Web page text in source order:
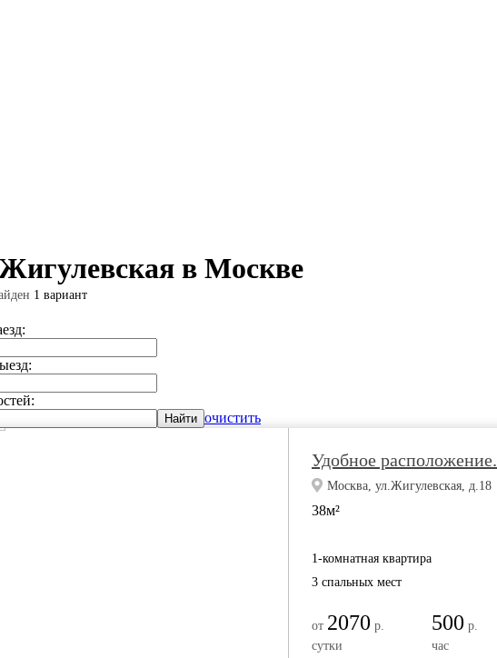
в Москве
Найти очистить
1 вариант
Удобное расположение.
Москва, ул.Жигулевская, д.18
38м²
1-комнатная квартира
3 спальных мест
от 2070 р.
сутки
500 р.
час